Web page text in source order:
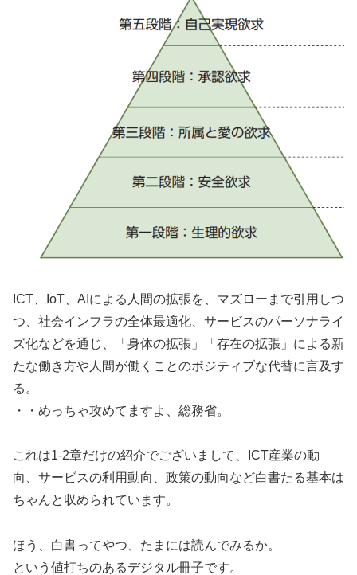
ICT、IoT、AIによる人間の拡張を、マズローまで引用しつ
つ、社会インフラの全体最適化、サービスのパーソナライ
ズ化などを通じ、「身体の拡張」「存在の拡張」による新
たな働き方や人間が働くことのポジティブな代替に言及す
る。
・・めっちゃ攻めてますよ、総務省。
これは1-2章だけの紹介でございまして、ICT産業の動
向、サービスの利用動向、政策の動向など白書たる基本は
ちゃんと収められています。
ほう、白書ってやつ、たまには読んでみるか。
という値打ちのあるデジタル冊子です。